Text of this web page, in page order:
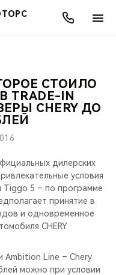
СТОИЛО
IN
CHERY ДО
дилерских
условия
Tiggo 5 – по программе
принятие в
и одновременное
CHERY.
Ambition Line – Chery
можно при условии